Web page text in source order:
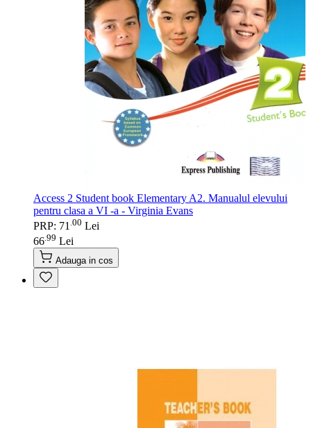
Access 2 Student book Elementary A2. Manualul elevului
pentru clasa a VI -a - Virginia Evans
PRP: 71 00 Lei
66 99 Lei
Adauga in cos